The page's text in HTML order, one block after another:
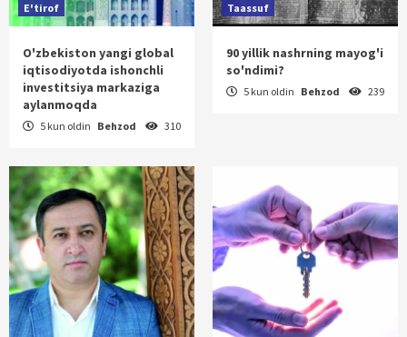
E'tirof
O'zbekiston yangi global
iqtisodiyotda ishonchli
investitsiya markaziga
aylanmoqda
5 kun oldin Behzod 310
Taassuf
90 yillik nashrning mayog'i
so'ndimi?
5 kun oldin Behzod 239